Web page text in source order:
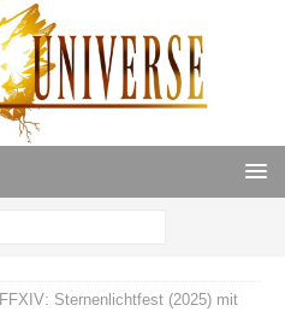
FFXIV: Sternenlichtfest (2025) mit